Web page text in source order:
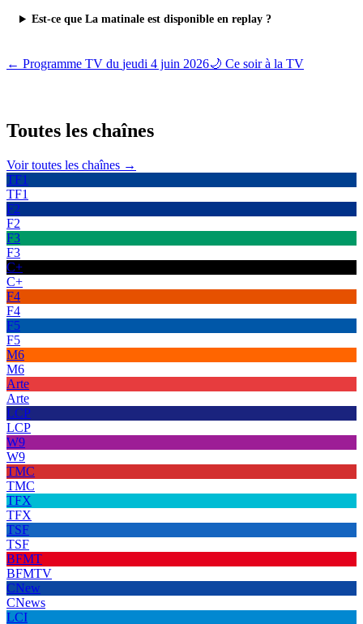
Est-ce que La matinale est disponible en replay ?
← Programme TV du jeudi 4 juin 2026🌙 Ce soir à la TV
Toutes les chaînes
Voir toutes les chaînes →
TF1
TF1
F2
F2
F3
F3
C+
C+
F4
F4
F5
F5
M6
M6
Arte
Arte
LCP
LCP
W9
W9
TMC
TMC
TFX
TFX
TSF
TSF
BFMT
BFMTV
CNew
CNews
LCI